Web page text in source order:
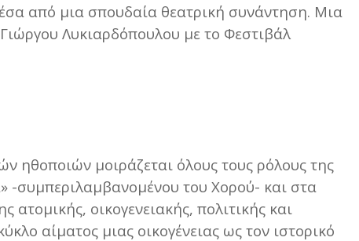
από μια σπουδαία θεατρική συνάντηση. Μια
Λυκιαρδόπουλου με το Φεστιβάλ
ηθοποιών μοιράζεται όλους τους ρόλους της
-συμπεριλαμβανομένου του Χορού- και στα
ατομικής, οικογενειακής, πολιτικής και
αίματος μιας οικογένειας ως τον ιστορικό